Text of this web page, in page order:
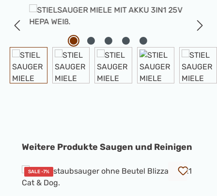
Bildergalerie überspringen
Produktgalerie überspringen
Weitere Produkte Saugen und Reinigen
SALE -7%